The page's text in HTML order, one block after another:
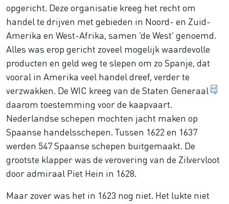
opgericht. Deze organisatie kreeg het recht om
handel te drijven met gebieden in Noord- en Zuid-
Amerika en West-Afrika, samen ‘de West’ genoemd.
Alles was erop gericht zoveel mogelijk waardevolle
producten en geld weg te slepen om zo Spanje, dat
vooral in Amerika veel handel dreef, verder te
verzwakken. De WIC kreeg van de Staten Generaal
daarom toestemming voor de kaapvaart.
Nederlandse schepen mochten jacht maken op
Spaanse handelsschepen. Tussen 1622 en 1637
werden 547 Spaanse schepen buitgemaakt. De
grootste klapper was de verovering van de Zilvervloot
door admiraal Piet Hein in 1628.
Maar zover was het in 1623 nog niet. Het lukte niet